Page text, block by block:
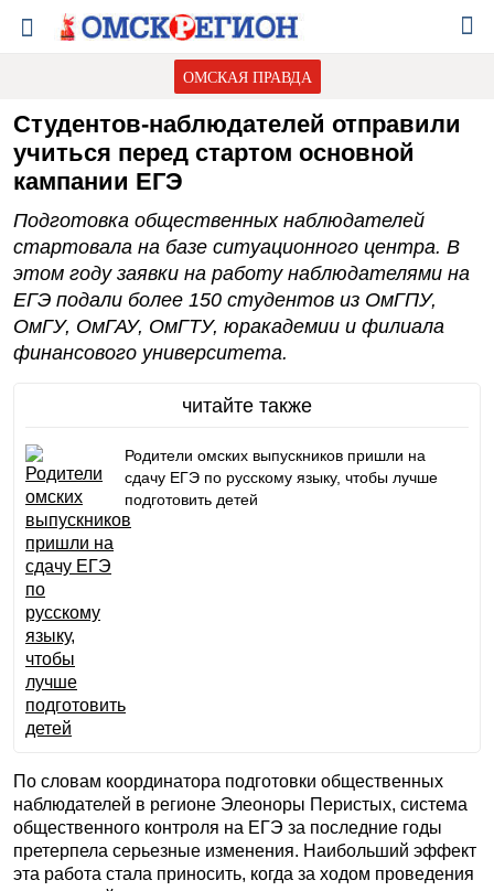
ОМСКАЯ ПРАВДА
Студентов-наблюдателей отправили
учиться перед стартом основной
кампании ЕГЭ
Подготовка общественных наблюдателей
стартовала на базе ситуационного центра. В
этом году заявки на работу наблюдателями на
ЕГЭ подали более 150 студентов из ОмГПУ,
ОмГУ, ОмГАУ, ОмГТУ, юракадемии и филиала
финансового университета.
читайте также
Родители омских выпускников пришли на
сдачу ЕГЭ по русскому языку, чтобы лучше
подготовить детей
По словам координатора подготовки общественных
наблюдателей в регионе Элеоноры Перистых, система
общественного контроля на ЕГЭ за последние годы
претерпела серьезные изменения. Наибольший эффект
эта работа стала приносить, когда за ходом проведения